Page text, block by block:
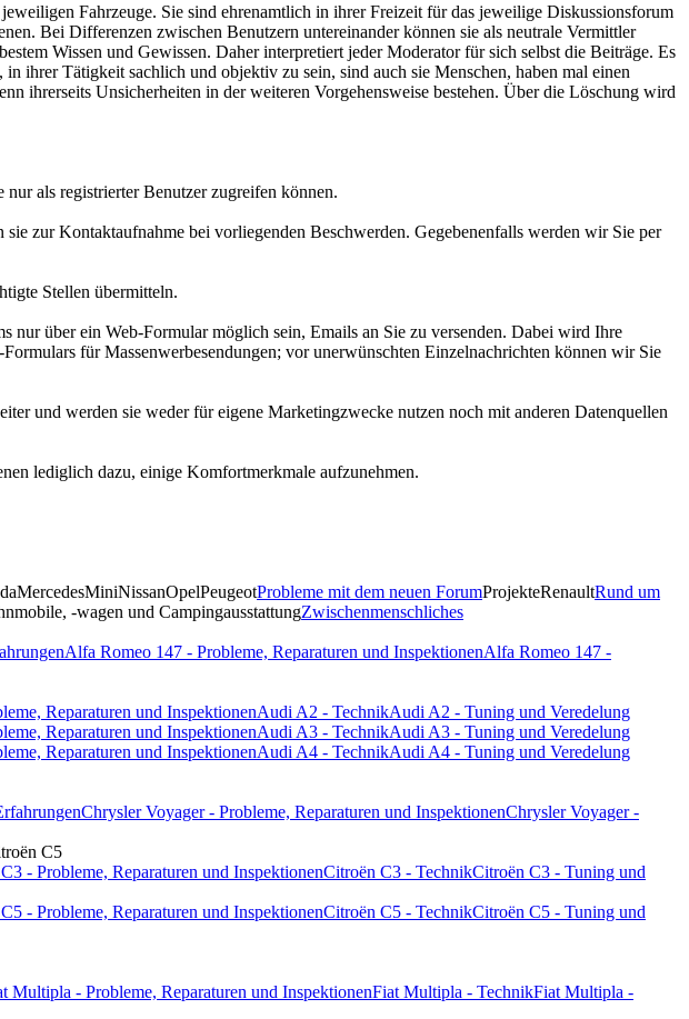
Fahrzeuge. Sie sind ehrenamtlich in ihrer Freizeit für das jeweilige Diskussionsforum
Bei Differenzen zwischen Benutzern untereinander können sie als neutrale Vermittler
Wissen und Gewissen. Daher interpretiert jeder Moderator für sich selbst die Beiträge. Es
ihrer Tätigkeit sachlich und objektiv zu sein, sind auch sie Menschen, haben mal einen
ihrerseits Unsicherheiten in der weiteren Vorgehensweise bestehen. Über die Löschung wird
als registrierter Benutzer zugreifen können.
zur Kontaktaufnahme bei vorliegenden Beschwerden. Gegebenenfalls werden wir Sie per
Stellen übermitteln.
nur über ein Web-Formular möglich sein, Emails an Sie zu versenden. Dabei wird Ihre
für Massenwerbesendungen; vor unerwünschten Einzelnachrichten können wir Sie
und werden sie weder für eigene Marketingzwecke nutzen noch mit anderen Datenquellen
lediglich dazu, einige Komfortmerkmale aufzunehmen.
MercedesMiniNissanOpelPeugeotProbleme mit dem neuen ForumProjekteRenaultRund um
-wagen und CampingausstattungZwischenmenschliches
Alfa Romeo 147 - Probleme, Reparaturen und InspektionenAlfa Romeo 147 -
Reparaturen und InspektionenAudi A2 - TechnikAudi A2 - Tuning und Veredelung
Reparaturen und InspektionenAudi A3 - TechnikAudi A3 - Tuning und Veredelung
Reparaturen und InspektionenAudi A4 - TechnikAudi A4 - Tuning und Veredelung
Chrysler Voyager - Probleme, Reparaturen und InspektionenChrysler Voyager -
C5
- Probleme, Reparaturen und InspektionenCitroën C3 - TechnikCitroën C3 - Tuning und
- Probleme, Reparaturen und InspektionenCitroën C5 - TechnikCitroën C5 - Tuning und
Multipla - Probleme, Reparaturen und InspektionenFiat Multipla - TechnikFiat Multipla -